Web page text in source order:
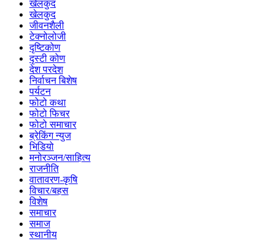
खेलकुद
खेलकुद
जीवनशैली
टेक्नोलोजी
दृष्टिकोण
दृस्टी कोण
देश परदेश
निर्वाचन बिशेष
पर्यटन
फोटो कथा
फोटो फिचर
फोटो समाचार
ब्रेकिंग न्युज
भिडियो
मनोरञ्जन/साहित्य
राजनीति
वातावरण-कृषि
विचार/बहस
विशेष
समाचार
समाज
स्थानीय